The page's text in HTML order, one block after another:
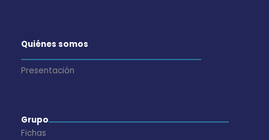
Quiénes somos
Presentación
Grupo
Fichas